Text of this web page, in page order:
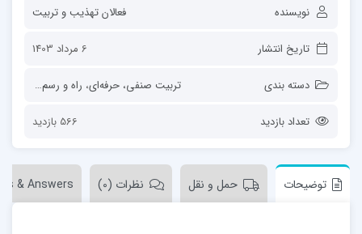
نویسنده فعالان تهذیب و تربیت
تاریخ انتشار 6 مرداد 1403
دسته بندی تربیت صنفی، حرفه‌ای، راه و رسم طلبگی
تعداد بازدید 566 بازدید
توضیحات حمل و نقل نظرات (0) & Answers